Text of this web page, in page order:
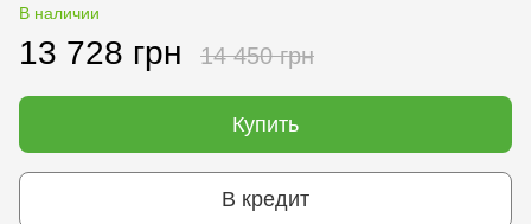
В наличии
13 728 грн 14 450 грн
Купить
В кредит